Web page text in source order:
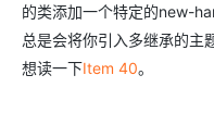
的类添加一个特定的new-
总是会将你引入多继承的主
想读一下Item 40。